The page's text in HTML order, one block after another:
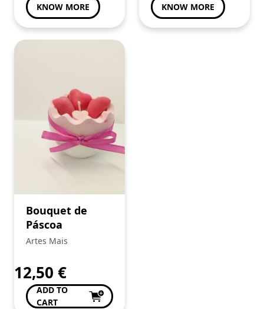
KNOW MORE KNOW MORE
Bouquet de
Páscoa
Artes Mais
12,50 €
ADD TO
CART